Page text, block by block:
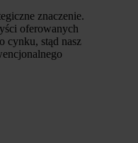
znaczenie.
oferowanych
cynku, stąd nasz